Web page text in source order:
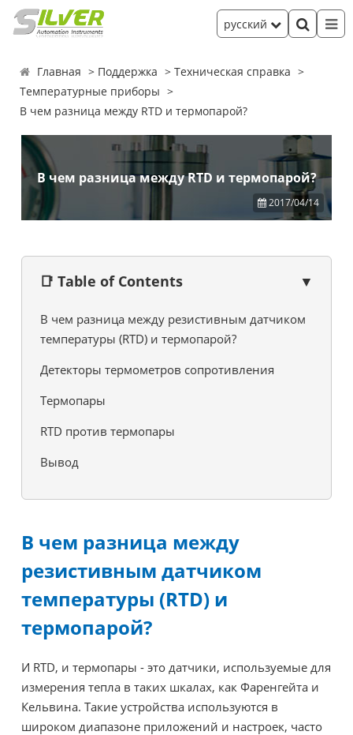
русский
Главная Поддержка
Техническая справка
Температурные приборы
В чем разница между RTD и термопарой?
В чем разница между RTD и термопарой?
2017/04/14
📑 Table of Contents ▼
В чем разница между резистивным датчиком
температуры (RTD) и термопарой?
Детекторы термометров сопротивления
Термопары
RTD против термопары
Вывод
В чем разница между
резистивным датчиком
температуры (RTD) и
термопарой?
И RTD, и термопары - это датчики, используемые для
измерения тепла в таких шкалах, как Фаренгейта и
Кельвина. Такие устройства используются в
широком диапазоне приложений и настроек, часто